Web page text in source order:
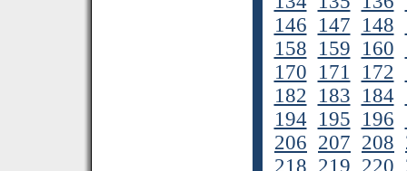
146 147 148
158 159 160
170 171 172
182 183 184
194 195 196
206 207 208
218 219 220